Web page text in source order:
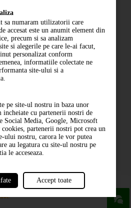
ABONARE
sa numaram utilizatorii care
accesat este un anumit element din
precum si sa analizam
si alegerile pe care le-ai facut,
personalizat conform
informatiile colectate ne
site-ului si a
pe site-ul nostru in baza unor
incheiate cu partenerii nostri de
Social Media, Google, Microsoft
partenerii nostri pot crea un
nostru, carora le vor putea
au legatura cu site-ul nostru pe
le acceseaza.
Accept toate